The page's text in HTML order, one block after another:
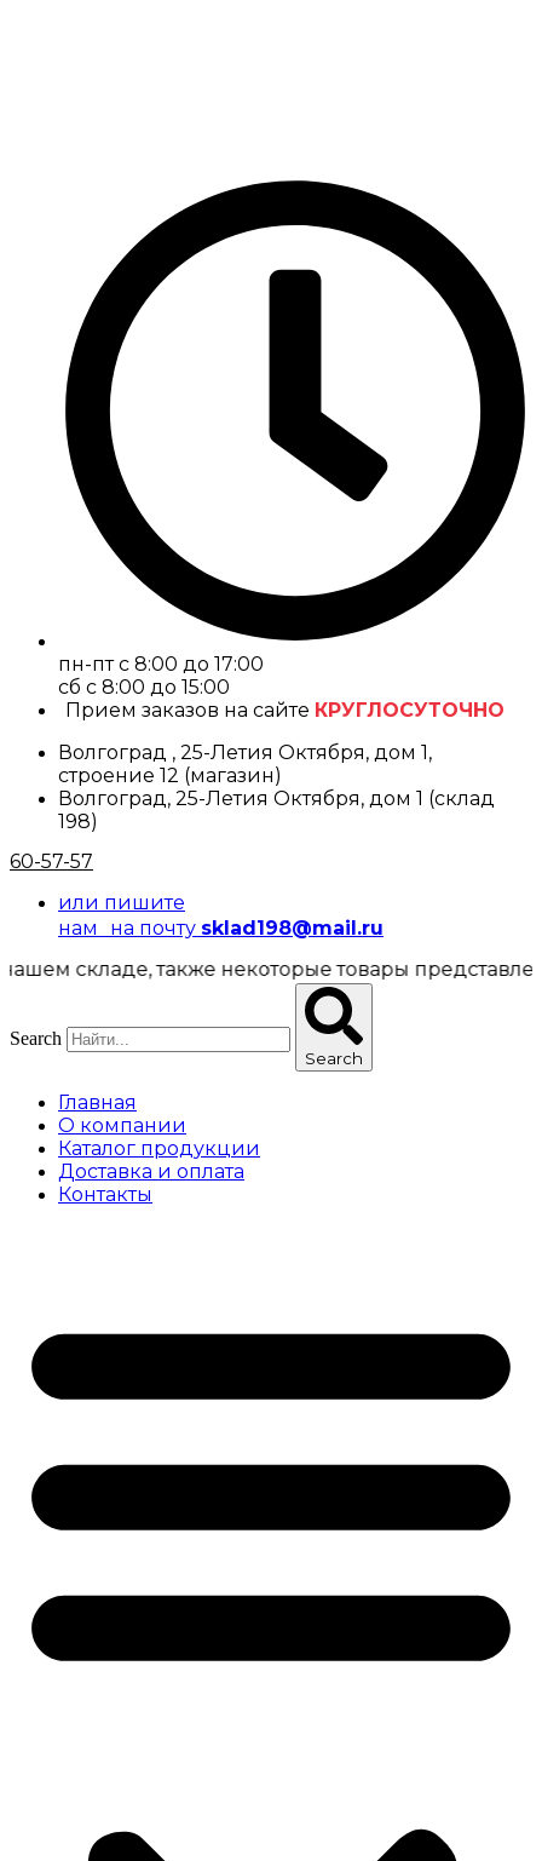
пн-пт с 8:00 до 17:00
cб с 8:00 до 15:00
Прием заказов на сайте КРУГЛОСУТОЧНО
Волгоград , 25-Летия Октября, дом 1,
строение 12 (магазин)
Волгоград, 25-Летия Октября, дом 1 (склад
198)
60-57-57
или пишите
нам на почту sklad198@mail.ru
также некоторые товары представлены в
Search
Search
Главная
О компании
Каталог продукции
Доставка и оплата
Контакты